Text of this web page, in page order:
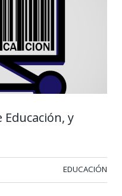
Educación, y
EDUCACIÓN